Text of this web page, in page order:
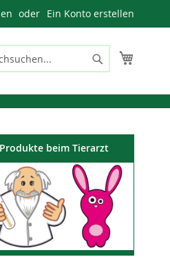
Ein Konto erstellen
Suche
Produkte beim Tierarzt